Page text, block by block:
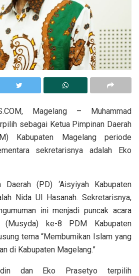
Magelang – Muhammad
sebagai Ketua Pimpinan Daerah
Kabupaten Magelang periode
sekretarisnya adalah Eko
(PD) ‘Aisyiyah Kabupaten
Nida Ul Hasanah. Sekretarisnya,
ini menjadi puncak acara
(Musyda) ke-8 PDM Kabupaten
tema “Membumikan Islam yang
di Kabupaten Magelang.”
dan Eko Prasetyo terpilih